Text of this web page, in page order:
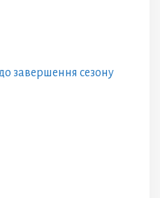
завершення сезону